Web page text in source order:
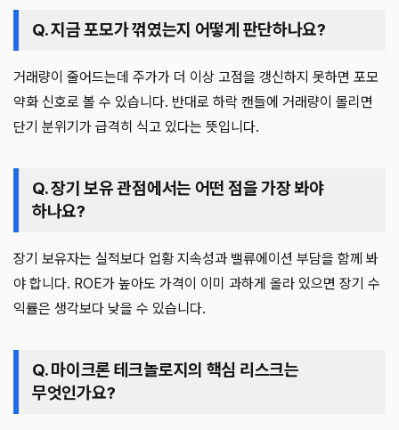
Q. 지금 포모가 꺾였는지 어떻게 판단하나요?
거래량이 줄어드는데 주가가 더 이상 고점을 갱신하지 못하면 포모
약화 신호로 볼 수 있습니다. 반대로 하락 캔들에 거래량이 몰리면
단기 분위기가 급격히 식고 있다는 뜻입니다.
Q. 장기 보유 관점에서는 어떤 점을 가장 봐야
하나요?
장기 보유자는 실적보다 업황 지속성과 밸류에이션 부담을 함께 봐
야 합니다. ROE가 높아도 가격이 이미 과하게 올라 있으면 장기 수
익률은 생각보다 낮을 수 있습니다.
Q. 마이크론 테크놀로지의 핵심 리스크는
무엇인가요?